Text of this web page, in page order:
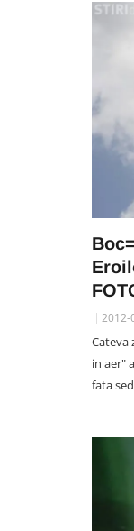
2012-
Cateva
in aer"
fata